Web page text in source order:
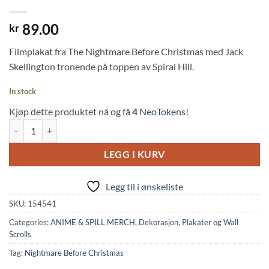
kr 89.00
Filmplakat fra The Nightmare Before Christmas med Jack
Skellington tronende på toppen av Spiral Hill.
In stock
Kjøp dette produktet nå og få 4 NeoTokens!
LEGG I KURV
Legg til i ønskeliste
SKU: 154541
Categories:ANIME & SPILL MERCH, Dekorasjon, Plakater og Wall
Scrolls
Tag: Nightmare Before Christmas